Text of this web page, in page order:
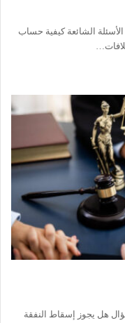
الشائعة كيفية حساب
هل يجوز إسقاط النفقة